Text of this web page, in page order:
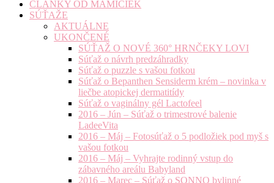
ČLÁNKY OD MAMIČIEK
SÚŤAŽE
AKTUÁLNE
UKONČENÉ
SÚŤAŽ O NOVÉ 360° HRNČEKY LOVI
Súťaž o návrh predzáhradky
Súťaž o puzzle s vašou fotkou
Súťaž o Bepanthen Sensiderm krém – novinka v
liečbe atopickej dermatitídy
Súťaž o vaginálny gél Lactofeel
2016 – Jún – Súťaž o trimestrové balenie
LadeeVita
2016 – Máj – Fotosúťaž o 5 podložiek pod myš s
vašou fotkou
2016 – Máj – Vyhrajte rodinný vstup do
zábavného areálu Babyland
2016 – Marec – Súťaž o SONNO bylinné